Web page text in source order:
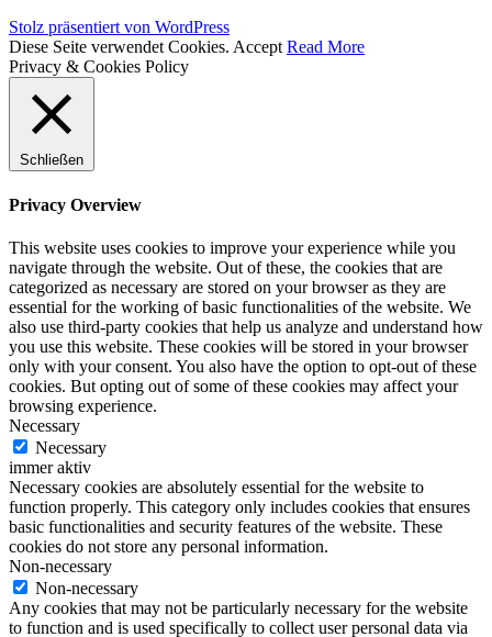
Stolz präsentiert von WordPress
Diese Seite verwendet Cookies. Accept Read More
Privacy & Cookies Policy
Schließen
Privacy Overview
This website uses cookies to improve your experience while you
navigate through the website. Out of these, the cookies that are
categorized as necessary are stored on your browser as they are
essential for the working of basic functionalities of the website. We
also use third-party cookies that help us analyze and understand how
you use this website. These cookies will be stored in your browser
only with your consent. You also have the option to opt-out of these
cookies. But opting out of some of these cookies may affect your
browsing experience.
Necessary
Necessary
immer aktiv
Necessary cookies are absolutely essential for the website to
function properly. This category only includes cookies that ensures
basic functionalities and security features of the website. These
cookies do not store any personal information.
Non-necessary
Non-necessary
Any cookies that may not be particularly necessary for the website
to function and is used specifically to collect user personal data via